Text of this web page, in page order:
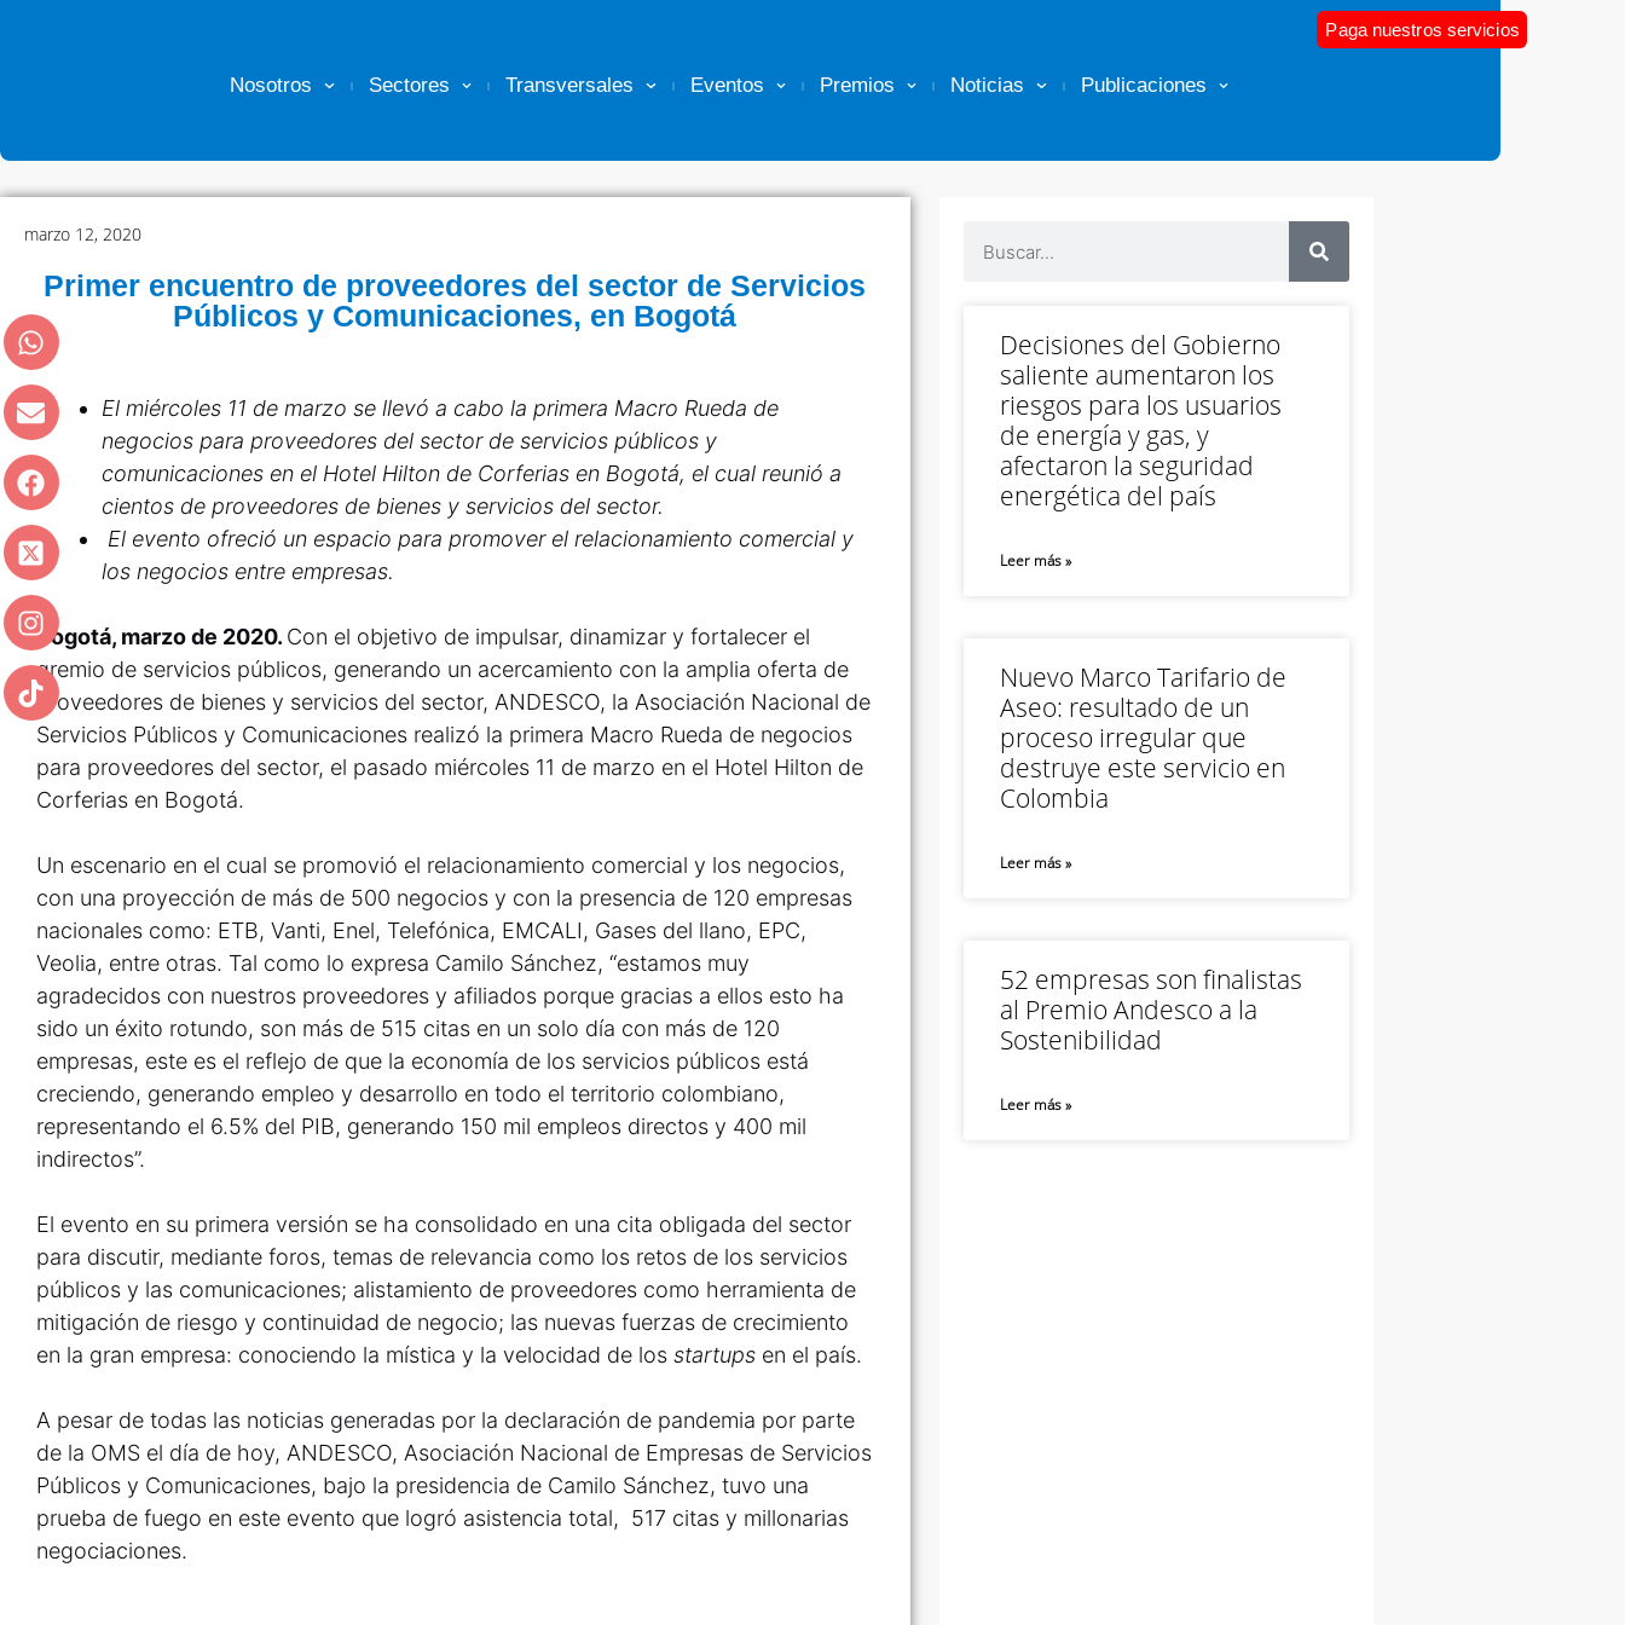
Nosotros Sectores Transversales Eventos Premios Noticias Publicaciones
Paga nuestros servicios
marzo 12, 2020
Primer encuentro de proveedores del sector de Servicios
Públicos y Comunicaciones, en Bogotá
El miércoles 11 de marzo se llevó a cabo la primera Macro Rueda de
negocios para proveedores del sector de servicios públicos y
comunicaciones en el Hotel Hilton de Corferias en Bogotá, el cual reunió a
cientos de proveedores de bienes y servicios del sector.
El evento ofreció un espacio para promover el relacionamiento comercial y
los negocios entre empresas.
Bogotá, marzo de 2020. Con el objetivo de impulsar, dinamizar y fortalecer el
gremio de servicios públicos, generando un acercamiento con la amplia oferta de
proveedores de bienes y servicios del sector, ANDESCO, la Asociación Nacional de
Servicios Públicos y Comunicaciones realizó la primera Macro Rueda de negocios
para proveedores del sector, el pasado miércoles 11 de marzo en el Hotel Hilton de
Corferias en Bogotá.
Un escenario en el cual se promovió el relacionamiento comercial y los negocios,
con una proyección de más de 500 negocios y con la presencia de 120 empresas
nacionales como: ETB, Vanti, Enel, Telefónica, EMCALI, Gases del llano, EPC,
Veolia, entre otras. Tal como lo expresa Camilo Sánchez, “estamos muy
agradecidos con nuestros proveedores y afiliados porque gracias a ellos esto ha
sido un éxito rotundo, son más de 515 citas en un solo día con más de 120
empresas, este es el reflejo de que la economía de los servicios públicos está
creciendo, generando empleo y desarrollo en todo el territorio colombiano,
representando el 6.5% del PIB, generando 150 mil empleos directos y 400 mil
indirectos”.
El evento en su primera versión se ha consolidado en una cita obligada del sector
para discutir, mediante foros, temas de relevancia como los retos de los servicios
públicos y las comunicaciones; alistamiento de proveedores como herramienta de
mitigación de riesgo y continuidad de negocio; las nuevas fuerzas de crecimiento
en la gran empresa: conociendo la mística y la velocidad de los startups en el país.
A pesar de todas las noticias generadas por la declaración de pandemia por parte
de la OMS el día de hoy, ANDESCO, Asociación Nacional de Empresas de Servicios
Públicos y Comunicaciones, bajo la presidencia de Camilo Sánchez, tuvo una
prueba de fuego en este evento que logró asistencia total, 517 citas y millonarias
negociaciones.
Decisiones del Gobierno
saliente aumentaron los
riesgos para los usuarios
de energía y gas, y
afectaron la seguridad
energética del país
Leer más »
Nuevo Marco Tarifario de
Aseo: resultado de un
proceso irregular que
destruye este servicio en
Colombia
Leer más »
52 empresas son finalistas
al Premio Andesco a la
Sostenibilidad
Leer más »